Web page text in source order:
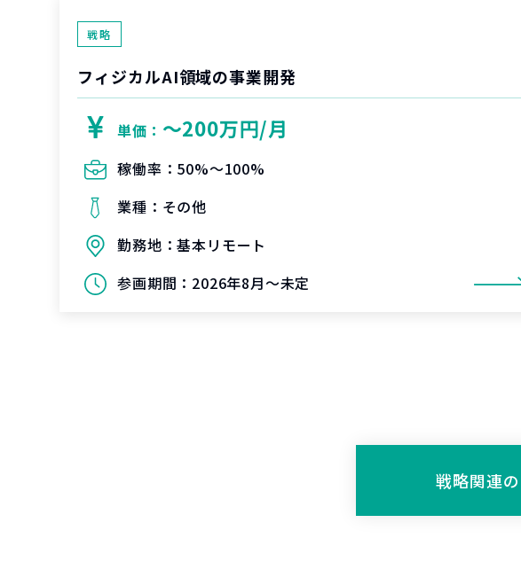
戦略
フィジカルAI領域の事業開発
単価： 〜200万円/月
稼働率： 50%〜100%
業種： その他
勤務地：基本リモート
参画期間： 2026年8月～未定
戦略関連の